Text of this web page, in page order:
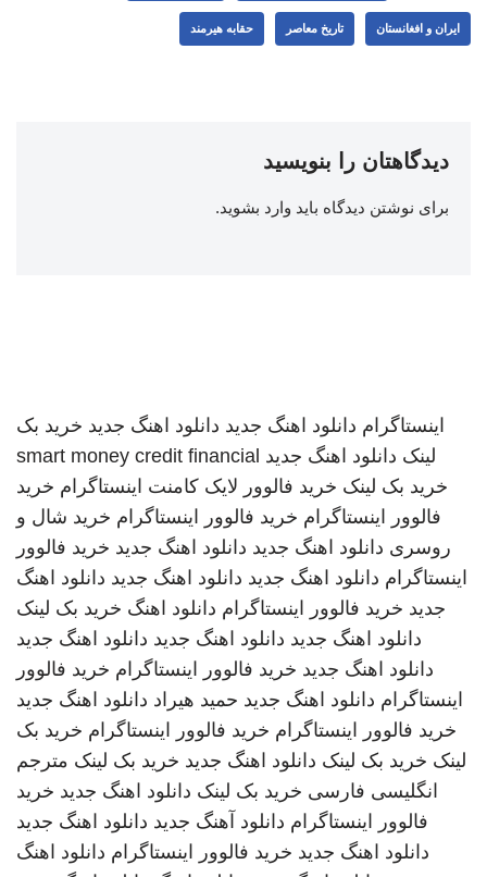
ایران و افغانستان تاریخ معاصر حقابه هیرمند
دیدگاهتان را بنویسید
برای نوشتن دیدگاه باید وارد بشوید.
اینستاگرام دانلود اهنگ جدید دانلود اهنگ جدید خرید بک
لینک دانلود اهنگ جدید smart money credit financial
خرید بک لینک خرید فالوور لایک کامنت اینستاگرام خرید
فالوور اینستاگرام خرید فالوور اینستاگرام خرید شال و
روسری دانلود اهنگ جدید دانلود اهنگ جدید خرید فالوور
اینستاگرام دانلود اهنگ جدید دانلود اهنگ جدید دانلود اهنگ
جدید خرید فالوور اینستاگرام دانلود اهنگ خرید بک لینک
دانلود اهنگ جدید دانلود اهنگ جدید دانلود اهنگ جدید
دانلود اهنگ جدید خرید فالوور اینستاگرام خرید فالوور
اینستاگرام دانلود اهنگ جدید حمید هیراد دانلود اهنگ جدید
خرید فالوور اینستاگرام خرید فالوور اینستاگرام خرید بک
لینک خرید بک لینک دانلود اهنگ جدید خرید بک لینک مترجم
انگلیسی فارسی خرید بک لینک دانلود اهنگ جدید خرید
فالوور اینستاگرام دانلود آهنگ جدید دانلود اهنگ جدید
دانلود اهنگ جدید خرید فالوور اینستاگرام دانلود اهنگ